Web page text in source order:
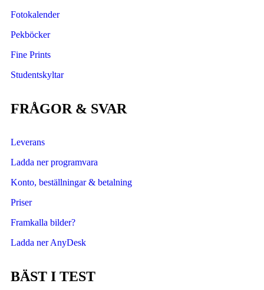
Fotokalender
Pekböcker
Fine Prints
Studentskyltar
FRÅGOR & SVAR
Leverans
Ladda ner programvara
Konto, beställningar & betalning
Priser
Framkalla bilder?
Ladda ner AnyDesk
BÄST I TEST